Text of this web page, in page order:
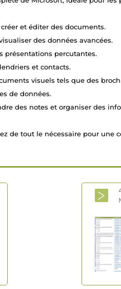
et éditer des documents.
des données avancées.
présentations percutantes.
et contacts.
visuels tels que des
de données.
des notes et organiser des
de tout le nécessaire pour